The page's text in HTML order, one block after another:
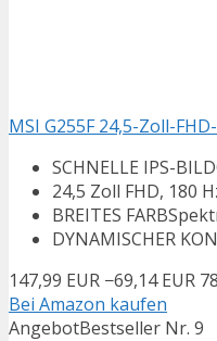
MSI G255F 24,5-Zoll-
SCHNELLE IPS-
24,5 Zoll FHD, 180
BREITES
DYNAMISCHER
147,99 EUR −69,14 EUR
Bei Amazon kaufen
AngebotBestseller Nr. 9